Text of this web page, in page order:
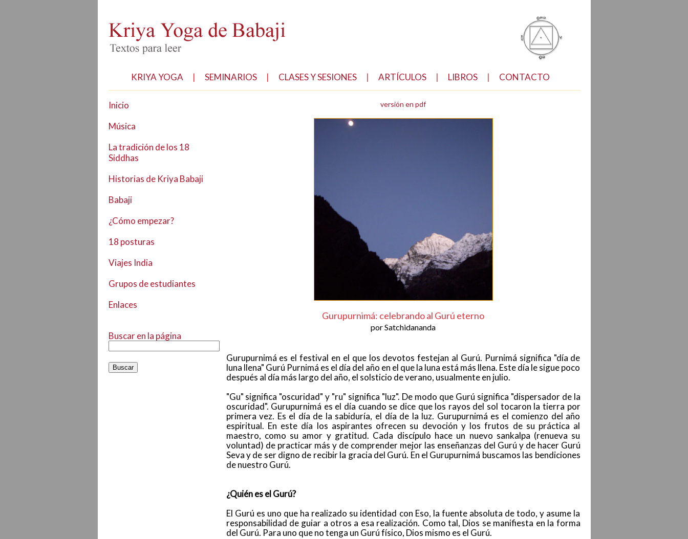
KRIYA YOGA | SEMINARIOS | CLASES Y SESIONES | ARTÍCULOS | LIBROS | CONTACTO
Inicio
Música
La tradición de los 18
Siddhas
Historias de Kriya Babaji
Babaji
¿Cómo empezar?
18 posturas
Viajes India
Grupos de estudiantes
Enlaces
Buscar en la página
versión en pdf
Gurupurnimá: celebrando al Gurú eterno
por Satchidananda
Gurupurnimá es el festival en el que los devotos festejan al Gurú. Purnimá significa "día de
luna llena" Gurú Purnimá es el día del año en el que la luna está más llena. Este día le sigue poco
después al día más largo del año, el solsticio de verano, usualmente en julio.
"Gu" significa "oscuridad" y "ru" significa "luz". De modo que Gurú significa "dispersador de la
oscuridad". Gurupurnimá es el día cuando se dice que los rayos del sol tocaron la tierra por
primera vez. Es el día de la sabiduría, el día de la luz. Gurupurnimá es el comienzo del año
espiritual. En este día los aspirantes ofrecen su devoción y los frutos de su práctica al
maestro, como su amor y gratitud. Cada discípulo hace un nuevo sankalpa (renueva su
voluntad) de practicar más y de comprender mejor las enseñanzas del Gurú y de hacer Gurú
Seva y de ser digno de recibir la gracia del Gurú. En el Gurupurnimá buscamos las bendiciones
de nuestro Gurú.
¿Quién es el Gurú?
El Gurú es uno que ha realizado su identidad con Eso, la fuente absoluta de todo, y asume la
responsabilidad de guiar a otros a esa realización. Como tal, Dios se manifiesta en la forma
del Gurú. Para uno que no tenga un Gurú físico, Dios mismo es el Gurú.